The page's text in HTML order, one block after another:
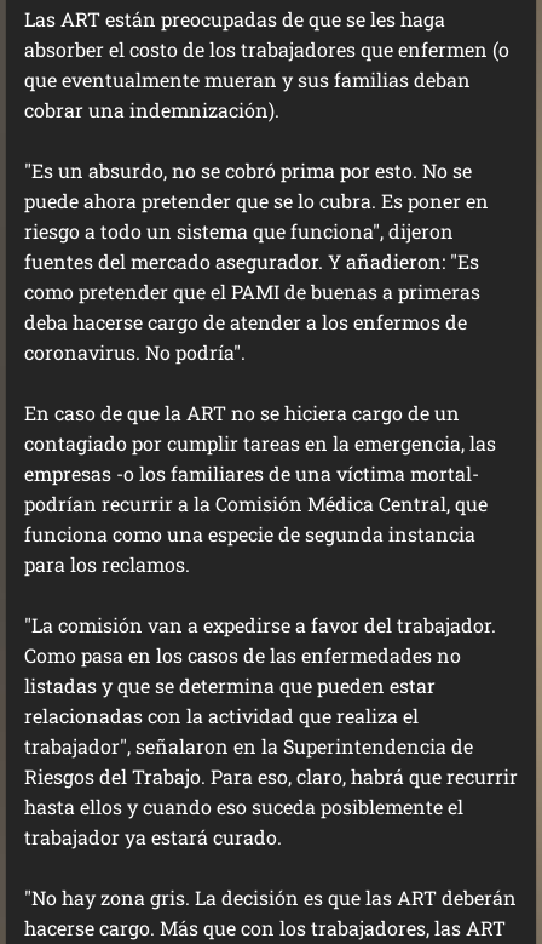
Las ART están preocupadas de que se les haga
absorber el costo de los trabajadores que enfermen (o
que eventualmente mueran y sus familias deban
cobrar una indemnización).
"Es un absurdo, no se cobró prima por esto. No se
puede ahora pretender que se lo cubra. Es poner en
riesgo a todo un sistema que funciona", dijeron
fuentes del mercado asegurador. Y añadieron: "Es
como pretender que el PAMI de buenas a primeras
deba hacerse cargo de atender a los enfermos de
coronavirus. No podría".
En caso de que la ART no se hiciera cargo de un
contagiado por cumplir tareas en la emergencia, las
empresas -o los familiares de una víctima mortal-
podrían recurrir a la Comisión Médica Central, que
funciona como una especie de segunda instancia
para los reclamos.
"La comisión van a expedirse a favor del trabajador.
Como pasa en los casos de las enfermedades no
listadas y que se determina que pueden estar
relacionadas con la actividad que realiza el
trabajador", señalaron en la Superintendencia de
Riesgos del Trabajo. Para eso, claro, habrá que recurrir
hasta ellos y cuando eso suceda posiblemente el
trabajador ya estará curado.
"No hay zona gris. La decisión es que las ART deberán
hacerse cargo. Más que con los trabajadores, las ART